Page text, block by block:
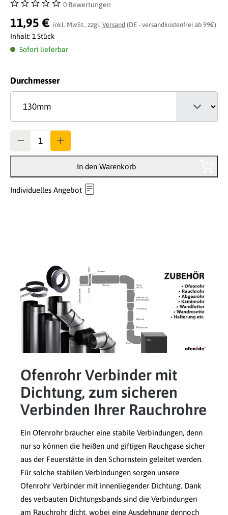
Durchschnittliche Bewertung von 0 von 5 Sternen
0 Bewertungen
11,95 € inkl. MwSt., zzgl. Versand (DE - versandkostenfrei ab 99€)
Inhalt: 1 Stück
Sofort lieferbar
Durchmesserauswählen
In den Warenkorb
Individuelles Angebot
Ofenrohr Verbinder mit
Dichtung, zum sicheren
Verbinden Ihrer Rauchrohre
Ein Ofenrohr braucher eine stabile Verbindungen, denn
nur so können die heißen und giftigen Rauchgase sicher
aus der Feuerstätte in den Schornstein geleitet werden.
Für solche stabilen Verbindungen sorgen unsere
Ofenrohr Verbinder mit innenliegender Dichtung. Dank
des verbauten Dichtungsbands sind die Verbindungen
am Rauchrohr dicht, wobei eine Ausdehnung dennoch